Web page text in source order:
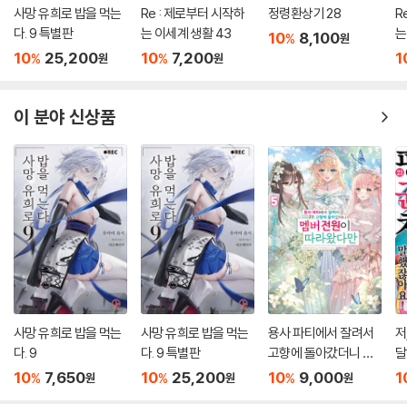
사망 유희로 밥을 먹는
다. 9 특별판
10% 25,200원
Re : 제로부터 시작하
는 이세계 생활 43
10% 7,200원
정령환상기 28
10% 8,100원
이 분야 신상품
사망 유희로 밥을 먹는
다. 9
10% 7,650원
사망 유희로 밥을 먹는
다. 9 특별판
10% 25,200원
용사 파티에서 잘려서
고향에 돌아갔더니 멤
버 전원이 따라왔다만
10% 9,000원